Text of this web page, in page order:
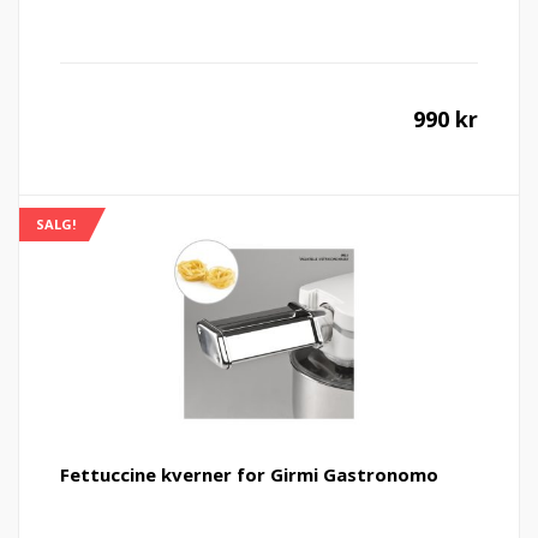
990 kr
SALG!
Fettuccine kverner for Girmi Gastronomo